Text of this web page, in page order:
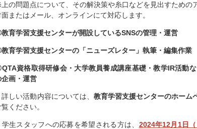
上の問題点について、その解決策や糸口などを見出すための
面またはメール、オンラインにて対応します。
教育学習支援センターが開設しているSNSの管理・運営
教育学習支援センターの「ニューズレター」執筆・編集作業
QTA資格取得研修会・大学教員養成講座基礎・教学IR活動
企画・運営
しい活動内容については、 教育学習支援センターのホーム
ください。
生スタッフへの応募を希望される方は、 2024年12月1日